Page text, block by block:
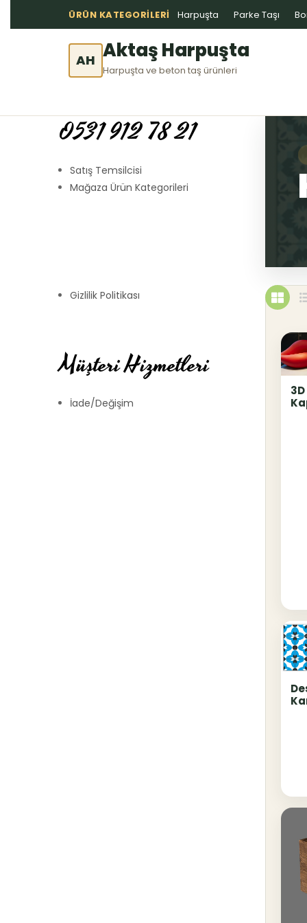
ÜRÜN KATEGORILERI Harpuşta Parke Taşı
AH Aktaş Harpuşta
Harpuşta ve beton taş ürünleri
0531 912 78 21
Satış Temsilcisi
Mağaza Ürün Kategorileri
Gizlilik Politikası
Müşteri Hizmetleri
İade/Değişim